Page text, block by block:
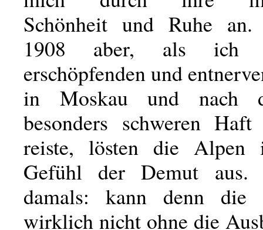
Schönheit und Ruhe
1908 aber, als ich
erschöpfenden und
in Moskau und nach
besonders schweren
reiste, lösten die
Gefühl der Demut aus.
damals: kann denn die
wirklich nicht ohne die